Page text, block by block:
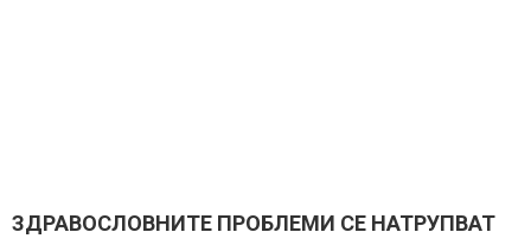
ЗДРАВОСЛОВНИТЕ ПРОБЛЕМИ СЕ НАТРУПВАТ